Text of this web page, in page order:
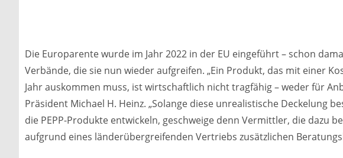
Die Europarente wurde im Jahr 2022 in der EU eingeführt – schon
Verbände, die sie nun wieder aufgreifen. „Ein Produkt, das mit einer
Jahr auskommen muss, ist wirtschaftlich nicht tragfähig – weder für
Präsident Michael H. Heinz. „Solange diese unrealistische Deckelung
die PEPP-Produkte entwickeln, geschweige denn Vermittler, die dazu
aufgrund eines länderübergreifenden Vertriebs zusätzlichen